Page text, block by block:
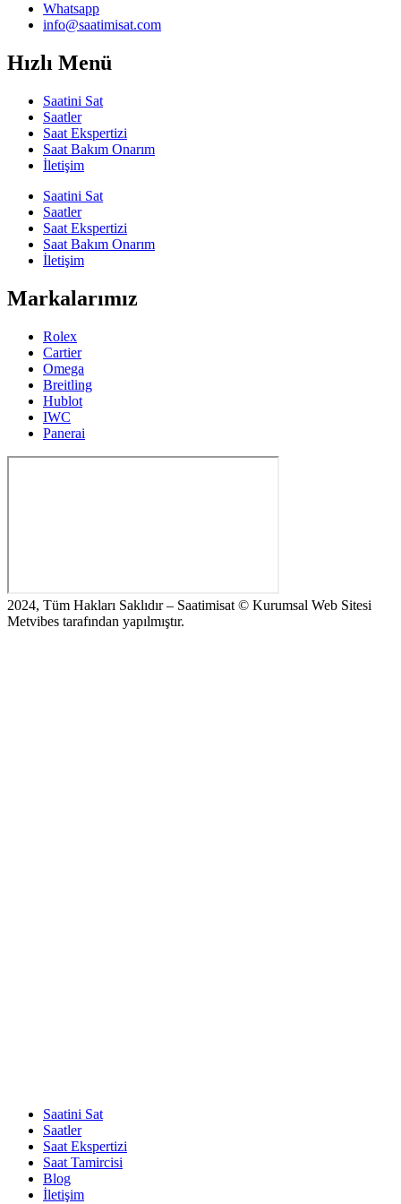
Whatsapp
info@saatimisat.com
Hızlı Menü
Saatini Sat
Saatler
Saat Ekspertizi
Saat Bakım Onarım
İletişim
Saatini Sat
Saatler
Saat Ekspertizi
Saat Bakım Onarım
İletişim
Markalarımız
Rolex
Cartier
Omega
Breitling
Hublot
IWC
Panerai
2024, Tüm Hakları Saklıdır – Saatimisat © Kurumsal Web Sitesi
Metvibes tarafından yapılmıştır.
Saatini Sat
Saatler
Saat Ekspertizi
Saat Tamircisi
Blog
İletişim